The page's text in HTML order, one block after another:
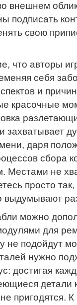
внешнем
подписать
свою
что авторы
себя
и
красочные
даря
сбора
Местами не
просто
выдумывают
можно
для
не подойдут
нужно
достигая
детали
пригодятся.